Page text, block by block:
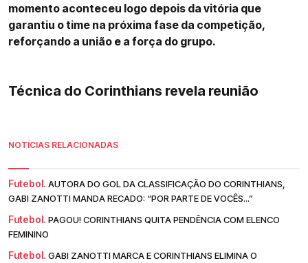
momento aconteceu logo depois da vitória que
garantiu o time na próxima fase da competição,
reforçando a união e a força do grupo.
Técnica do Corinthians revela reunião
NOTÍCIAS RELACIONADAS
Futebol. AUTORA DO GOL DA CLASSIFICAÇÃO DO CORINTHIANS,
GABI ZANOTTI MANDA RECADO: “POR PARTE DE VOCÊS...”
Futebol. PAGOU! CORINTHIANS QUITA PENDÊNCIA COM ELENCO
FEMININO
Futebol. GABI ZANOTTI MARCA E CORINTHIANS ELIMINA O